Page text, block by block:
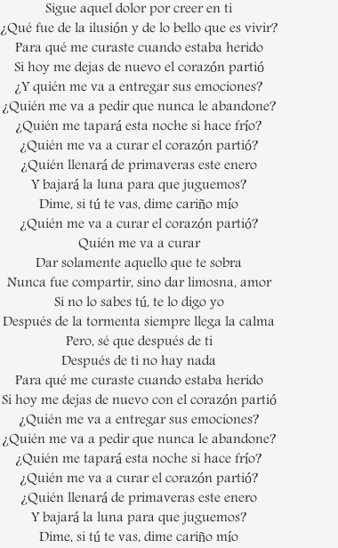
Sigue aquel dolor por creer en ti
¿Qué fue de la ilusión y de lo bello que es vivir?
Para qué me curaste cuando estaba herido
Si hoy me dejas de nuevo el corazón partió
¿Y quién me va a entregar sus emociones?
¿Quién me va a pedir que nunca le abandone?
¿Quién me tapará esta noche si hace frío?
¿Quién me va a curar el corazón partió?
¿Quién llenará de primaveras este enero
Y bajará la luna para que juguemos?
Dime, si tú te vas, dime cariño mío
¿Quién me va a curar el corazón partió?
Quién me va a curar
Dar solamente aquello que te sobra
Nunca fue compartir, sino dar limosna, amor
Si no lo sabes tú, te lo digo yo
Después de la tormenta siempre llega la calma
Pero, sé que después de ti
Después de ti no hay nada
Para qué me curaste cuando estaba herido
Si hoy me dejas de nuevo con el corazón partió
¿Quién me va a entregar sus emociones?
¿Quién me va a pedir que nunca le abandone?
¿Quién me tapará esta noche si hace frío?
¿Quién me va a curar el corazón partió?
¿Quién llenará de primaveras este enero
Y bajará la luna para que juguemos?
Dime, si tú te vas, dime cariño mío